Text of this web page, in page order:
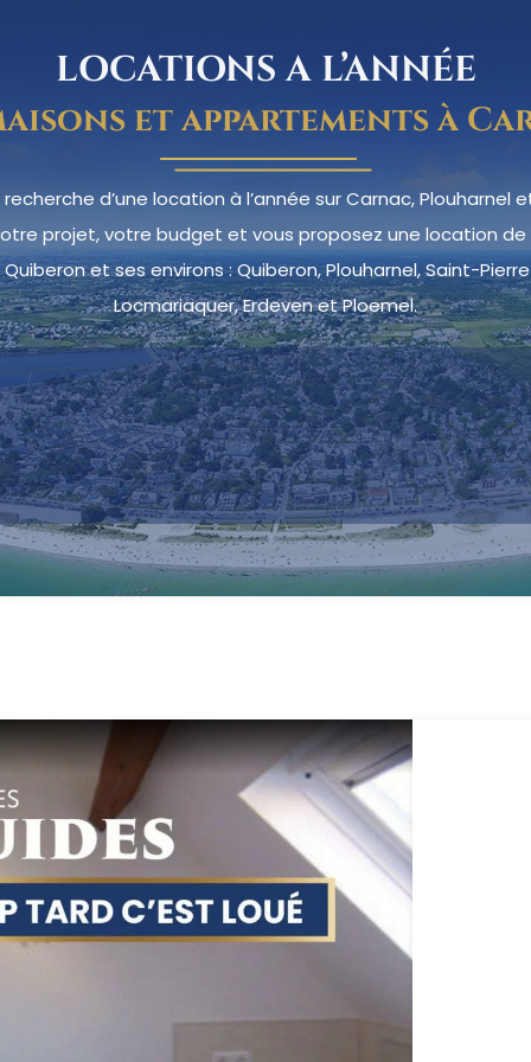
LOCATIONS A L’ANNÉE
et appartements à
d’une location à l’année sur Carnac, Plouharnel
projet, votre budget et vous proposez une location
et ses environs : Quiberon, Plouharnel, Saint-
Locmariaquer, Erdeven et Ploemel.